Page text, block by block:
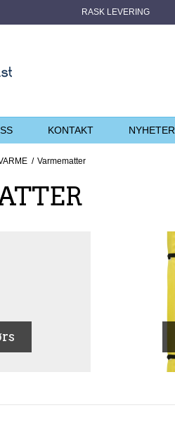
RASK LEVERING
KONTAKT NYHETER
/ Varmematter